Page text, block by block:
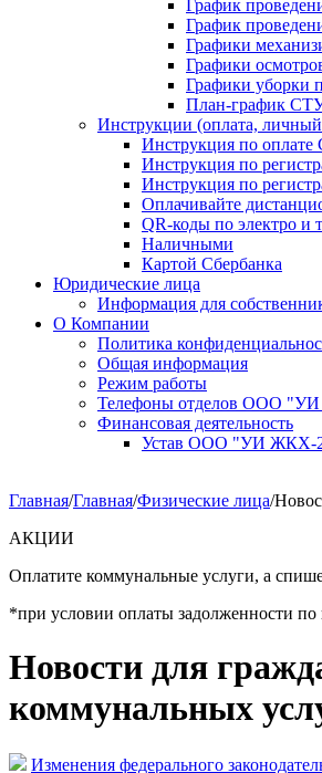
График
График
Графики
Графики
Графики уборки
План-график
Инструкции (оплата,
Инструкция по
Инструкция по
Инструкция по
Оплачивайте
QR-коды по электро и
Наличными
Картой Сбербанка
Юридические лица
Информация для
О Компании
Политика
Общая информация
Режим работы
Телефоны отделов ООО
Финансовая деятельность
Устав ООО "УИ ЖКХ-
Главная/Главная/Физические лица/
АКЦИИ
Оплатите коммунальные услуги, а
*при условии оплаты задолженности по
Новости для
коммунальных
Изменения федерального